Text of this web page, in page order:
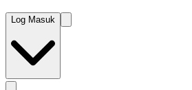
Log Masuk